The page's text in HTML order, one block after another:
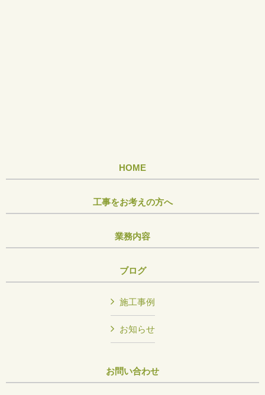
HOME
工事をお考えの方へ
業務内容
ブログ
施工事例
お知らせ
お問い合わせ